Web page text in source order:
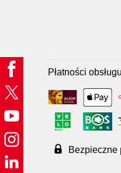
Płatności
Bezpieczne